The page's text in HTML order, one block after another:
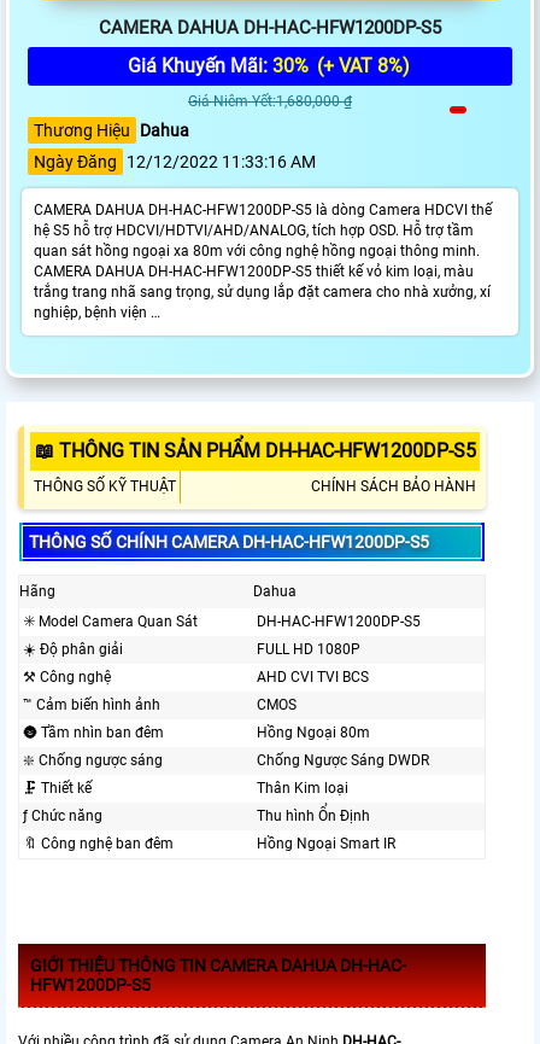
CAMERA DAHUA DH-HAC-HFW1200DP-S5
Giá Khuyến Mãi: 30% (+ VAT 8%)
Giá Niêm Yết:1,680,000 ₫
Thương Hiệu
Dahua
Ngày Đăng
12/12/2022 11:33:16 AM
CAMERA DAHUA DH-HAC-HFW1200DP-S5 là dòng Camera HDCVI thế
hệ S5 hỗ trợ HDCVI/HDTVI/AHD/ANALOG, tích hợp OSD. Hỗ trợ tầm
quan sát hồng ngoại xa 80m với công nghệ hồng ngoại thông minh.
CAMERA DAHUA DH-HAC-HFW1200DP-S5 thiết kế vỏ kim loại, màu
trắng trang nhã sang trọng, sử dụng lắp đặt camera cho nhà xưởng, xí
nghiệp, bệnh viện …
📖 THÔNG TIN SẢN PHẨM DH-HAC-HFW1200DP-S5
THÔNG SỐ KỸ THUẬT CHÍNH SÁCH BẢO HÀNH
THÔNG SỐ CHÍNH CAMERA DH-HAC-HFW1200DP-S5
Hãng
Dahua
✳️ Model Camera Quan Sát
DH-HAC-HFW1200DP-S5
☀️ Độ phân giải
FULL HD 1080P
⚒ Công nghệ
AHD CVI TVI BCS
™️ Cảm biến hình ảnh
CMOS
🌚 Tầm nhìn ban đêm
Hồng Ngoại 80m
❇️ Chống ngược sáng
Chống Ngược Sáng DWDR
🗜️ Thiết kế
Thân Kim loại
ƒ Chức năng
Thu hình Ổn Định
🔖 Công nghệ ban đêm
Hồng Ngoại Smart IR
GIỚI THIỆU THÔNG TIN CAMERA DAHUA DH-HAC-
HFW1200DP-S5